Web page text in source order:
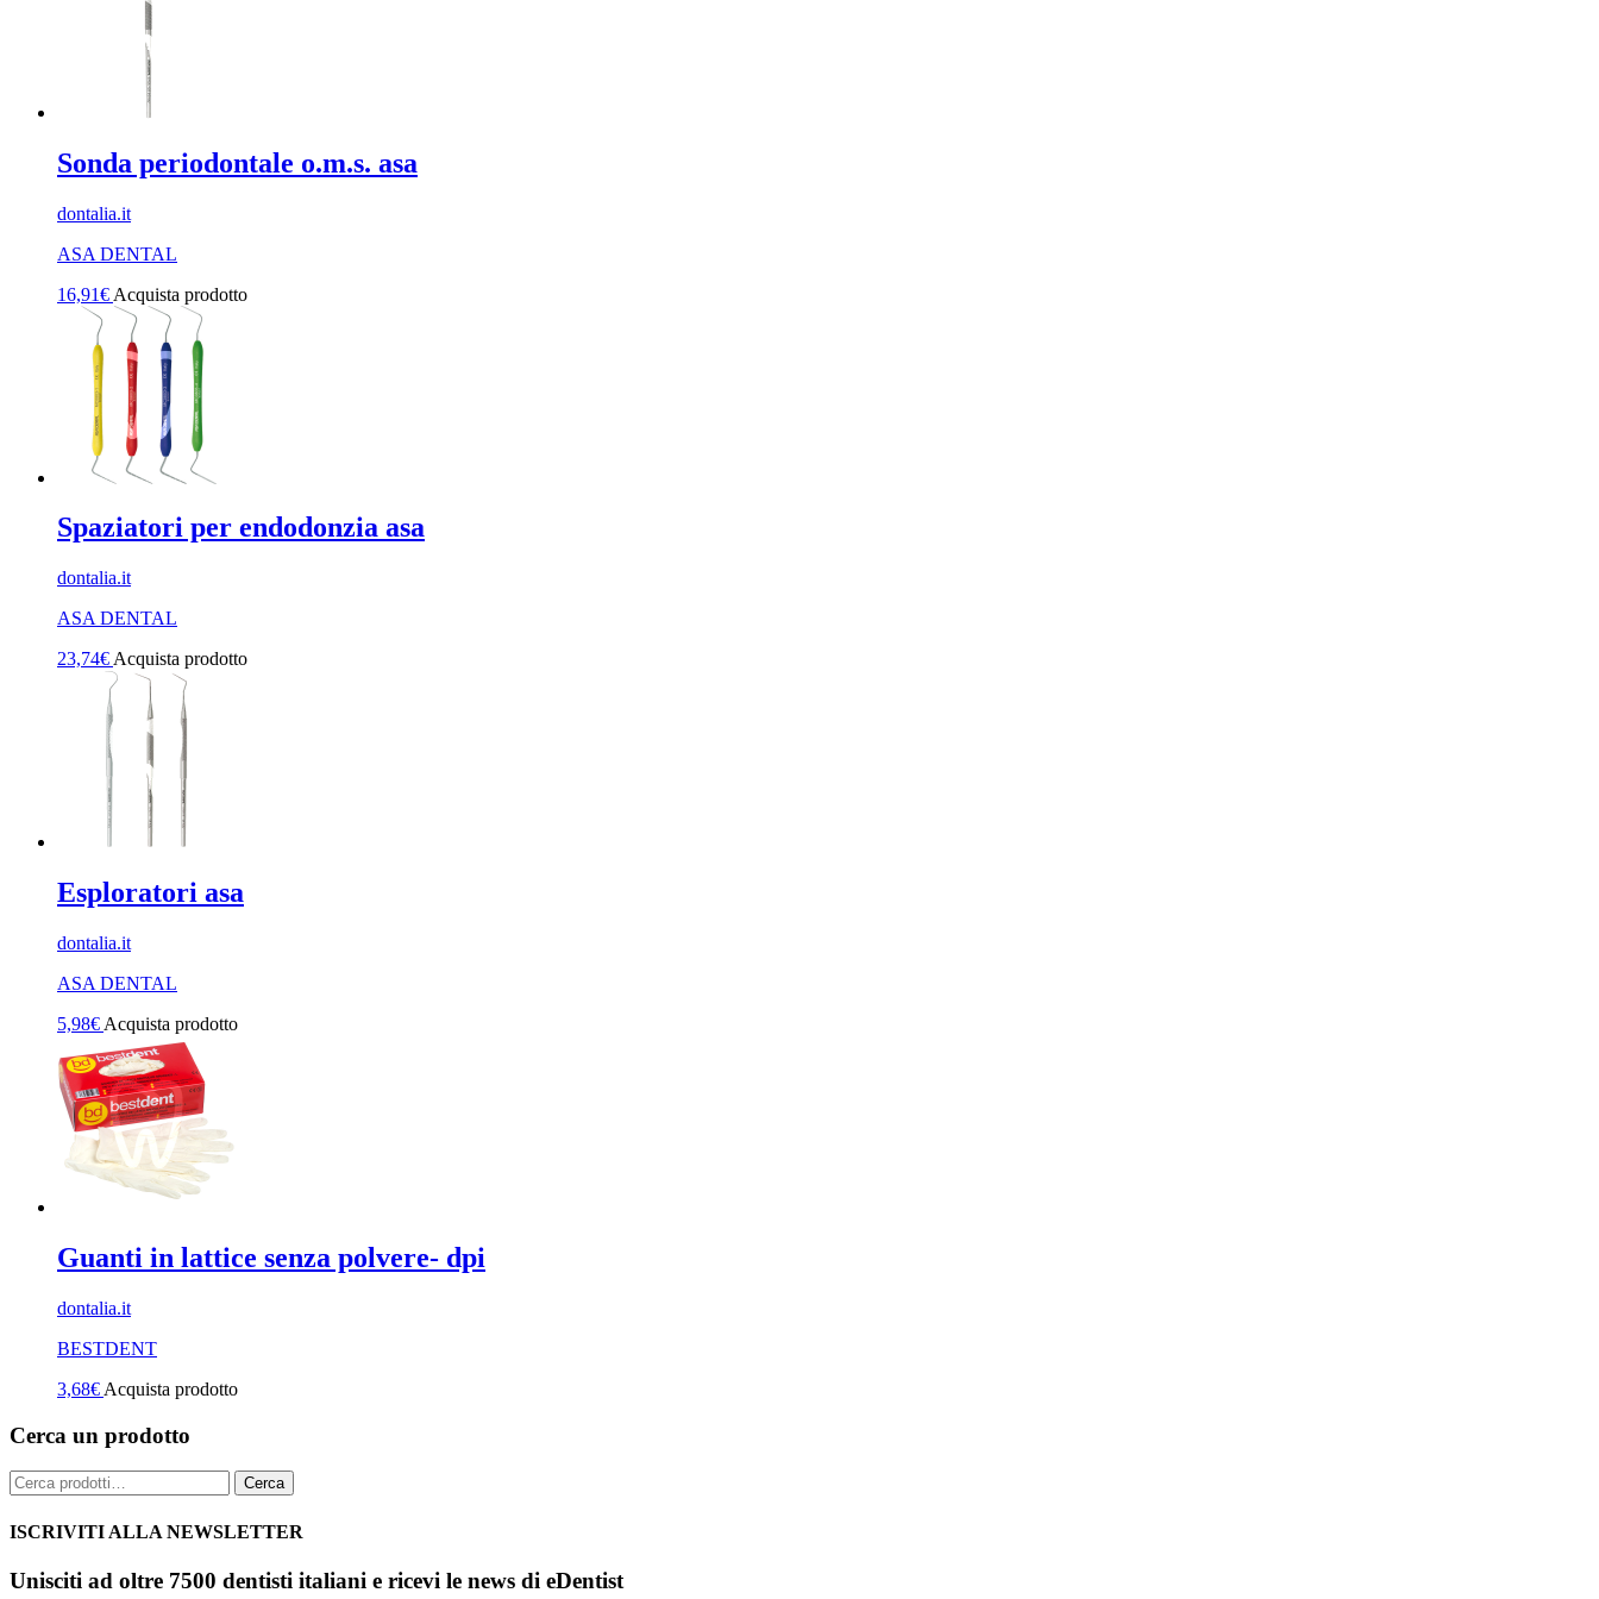
Sonda periodontale o.m.s. asa
dontalia.it
ASA DENTAL
16,91€ Acquista prodotto
Spaziatori per endodonzia asa
dontalia.it
ASA DENTAL
23,74€ Acquista prodotto
Esploratori asa
dontalia.it
ASA DENTAL
5,98€ Acquista prodotto
Guanti in lattice senza polvere- dpi
dontalia.it
BESTDENT
3,68€ Acquista prodotto
Cerca un prodotto
Cerca: Cerca
ISCRIVITI ALLA NEWSLETTER
Unisciti ad oltre 7500 dentisti italiani e ricevi le news di eDentist